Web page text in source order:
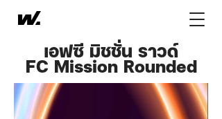
เอฟซี มิชชั่น ราวด์
FC Mission Rounded